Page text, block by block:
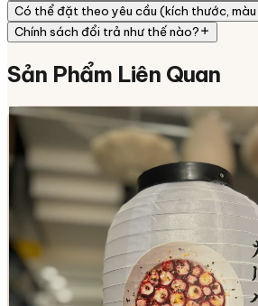
Có thể đặt theo yêu cầu (kích thước,
Chính sách đổi trả như thế nào?
Sản Phẩm Liên Quan